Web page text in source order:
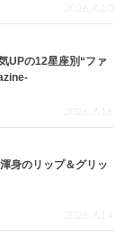
2026.7.10
UPの12星座別“ファ
2026.7.16
身のリップ＆グリッ
2026.7.14